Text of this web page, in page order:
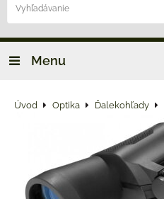
Menu
Úvod Optika Ďalekohľady